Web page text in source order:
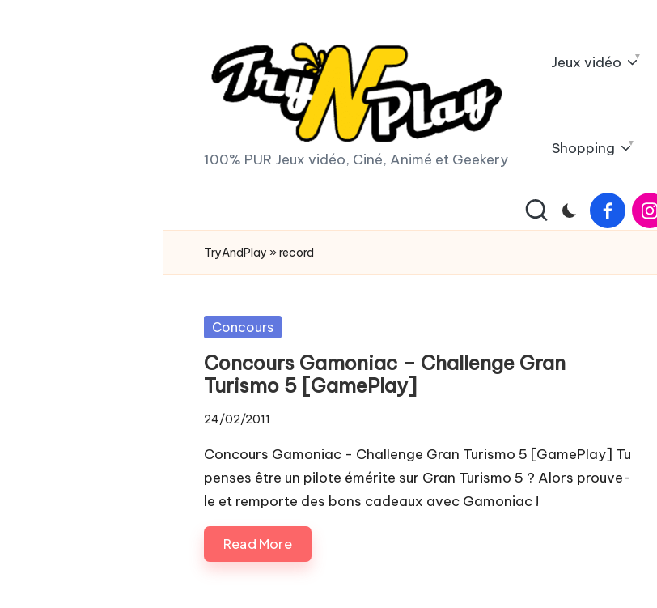
T
y
A
n
d
Pl
a
y.
c
o
m
100% PUR Jeux vidéo, Ciné, Animé et Geekery
Jeux vidéo
Shopping
Facebook
TryAndPlay » record
Posted
Concours
Concours Gamoniac – Challenge Gran
Turismo 5 [GamePlay]
24/02/2011
Concours Gamoniac - Challenge Gran Turismo 5 [GamePlay] Tu
penses être un pilote émérite sur Gran Turismo 5 ? Alors prouve-
le et remporte des bons cadeaux avec Gamoniac !
Read More